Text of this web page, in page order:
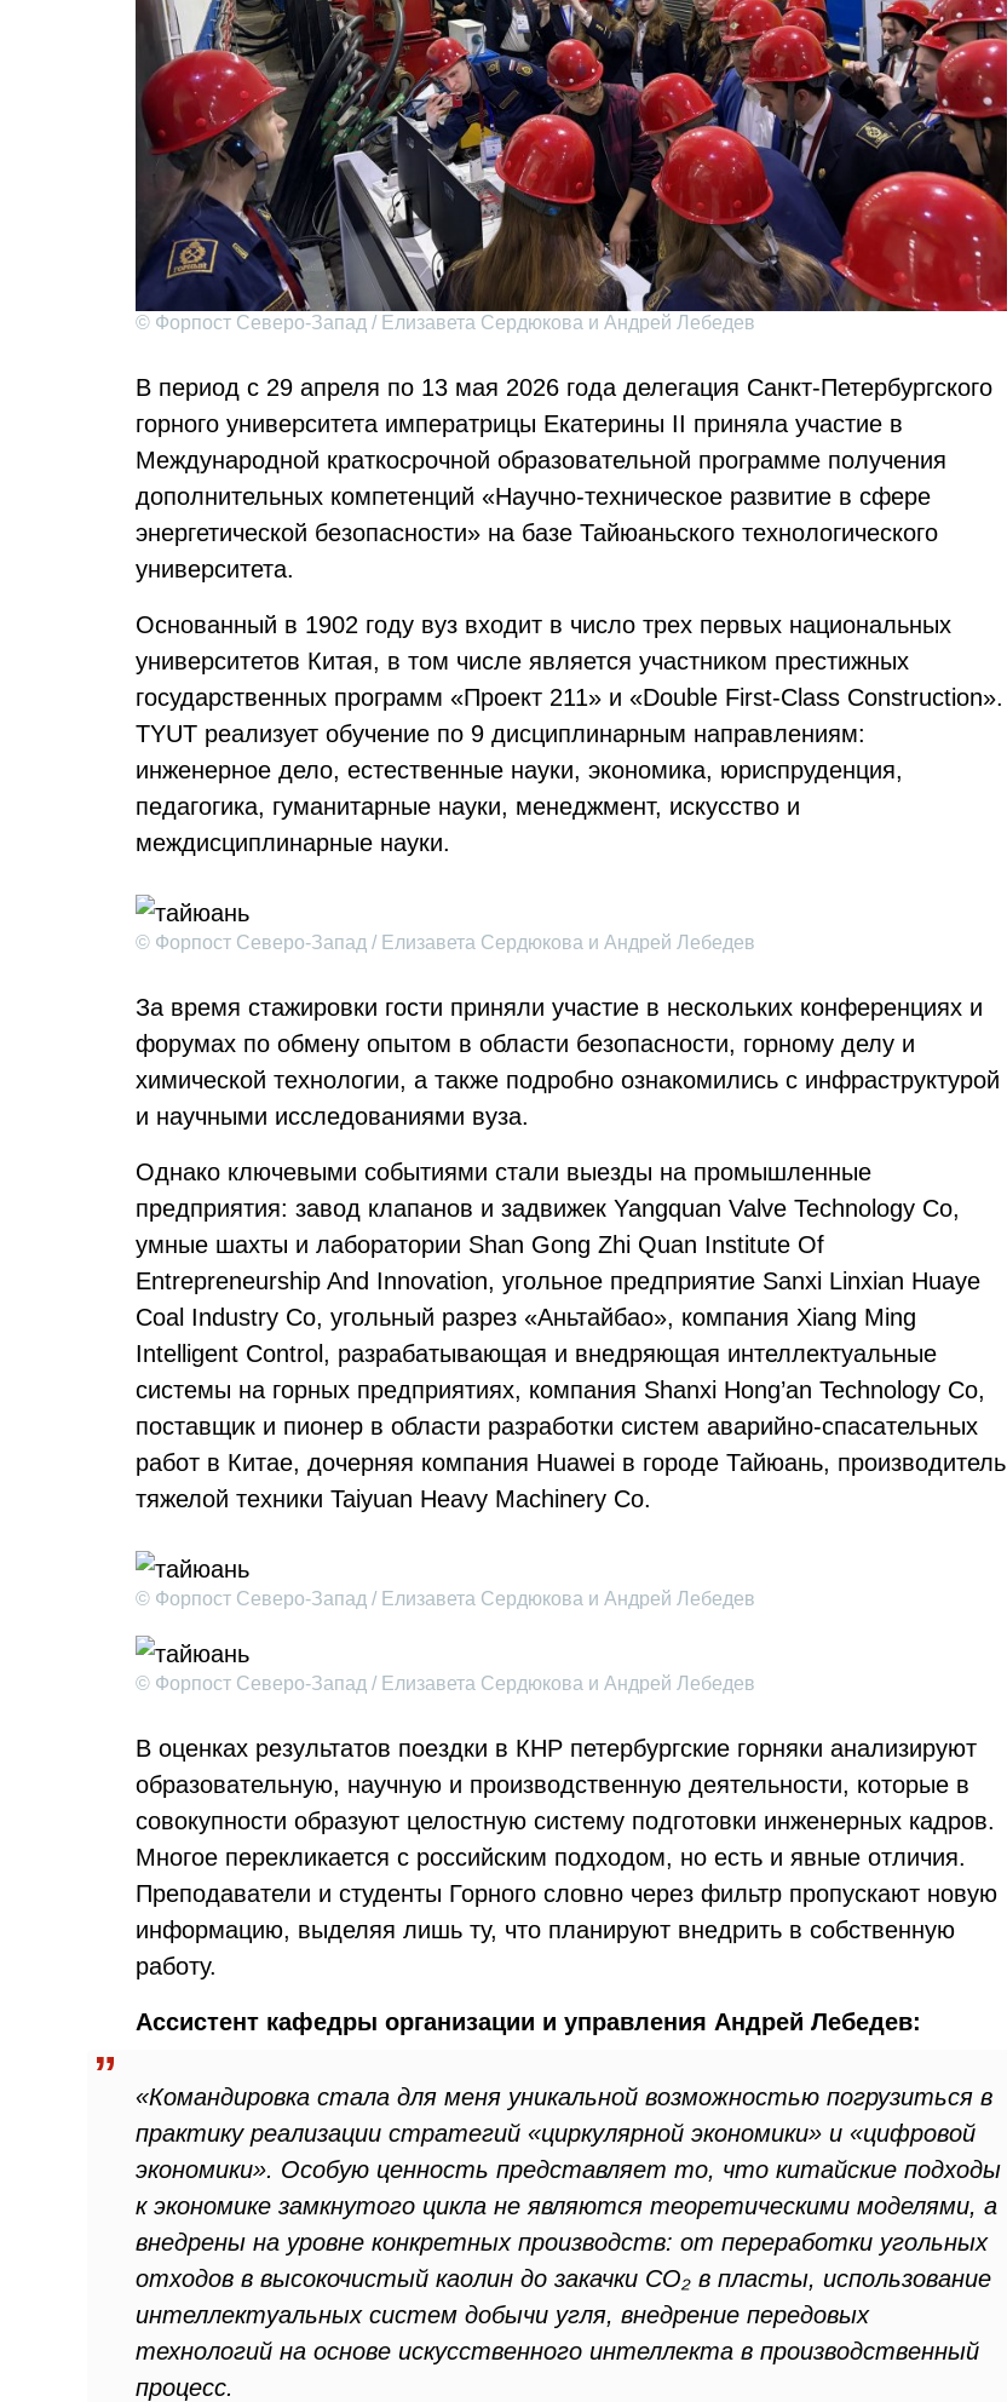
© Форпост Северо-Запад / Елизавета Сердюкова и Андрей Лебедев
В период с 29 апреля по 13 мая 2026 года делегация Санкт-Петербургского
горного университета императрицы Екатерины II приняла участие в
Международной краткосрочной образовательной программе получения
дополнительных компетенций «Научно-техническое развитие в сфере
энергетической безопасности» на базе Тайюаньского технологического
университета.
Основанный в 1902 году вуз входит в число трех первых национальных
университетов Китая, в том числе является участником престижных
государственных программ «Проект 211» и «Double First-Class Construction».
TYUT реализует обучение по 9 дисциплинарным направлениям:
инженерное дело, естественные науки, экономика, юриспруденция,
педагогика, гуманитарные науки, менеджмент, искусство и
междисциплинарные науки.
© Форпост Северо-Запад / Елизавета Сердюкова и Андрей Лебедев
За время стажировки гости приняли участие в нескольких конференциях и
форумах по обмену опытом в области безопасности, горному делу и
химической технологии, а также подробно ознакомились с инфраструктурой
и научными исследованиями вуза.
Однако ключевыми событиями стали выезды на промышленные
предприятия: завод клапанов и задвижек Yangquan Valve Technology Co,
умные шахты и лаборатории Shan Gong Zhi Quan Institute Of
Entrepreneurship And Innovation, угольное предприятие Sanxi Linxian Huaye
Coal Industry Co, угольный разрез «Аньтайбао», компания Xiang Ming
Intelligent Control, разрабатывающая и внедряющая интеллектуальные
системы на горных предприятиях, компания Shanxi Hong’an Technology Co,
поставщик и пионер в области разработки систем аварийно-спасательных
работ в Китае, дочерняя компания Huawei в городе Тайюань, производитель
тяжелой техники Taiyuan Heavy Machinery Co.
© Форпост Северо-Запад / Елизавета Сердюкова и Андрей Лебедев
© Форпост Северо-Запад / Елизавета Сердюкова и Андрей Лебедев
В оценках результатов поездки в КНР петербургские горняки анализируют
образовательную, научную и производственную деятельности, которые в
совокупности образуют целостную систему подготовки инженерных кадров.
Многое перекликается с российским подходом, но есть и явные отличия.
Преподаватели и студенты Горного словно через фильтр пропускают новую
информацию, выделяя лишь ту, что планируют внедрить в собственную
работу.
Ассистент кафедры организации и управления Андрей Лебедев:
«Командировка стала для меня уникальной возможностью погрузиться в
практику реализации стратегий «циркулярной экономики» и «цифровой
экономики». Особую ценность представляет то, что китайские подходы
к экономике замкнутого цикла не являются теоретическими моделями, а
внедрены на уровне конкретных производств: от переработки угольных
отходов в высокочистый каолин до закачки CO₂ в пласты, использование
интеллектуальных систем добычи угля, внедрение передовых
технологий на основе искусственного интеллекта в производственный
процесс.